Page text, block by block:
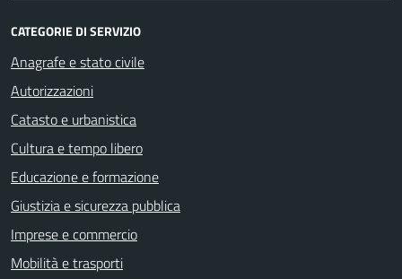
CATEGORIE DI SERVIZIO
Anagrafe e stato civile
Autorizzazioni
Catasto e urbanistica
Cultura e tempo libero
Educazione e formazione
Giustizia e sicurezza pubblica
Imprese e commercio
Mobilità e trasporti